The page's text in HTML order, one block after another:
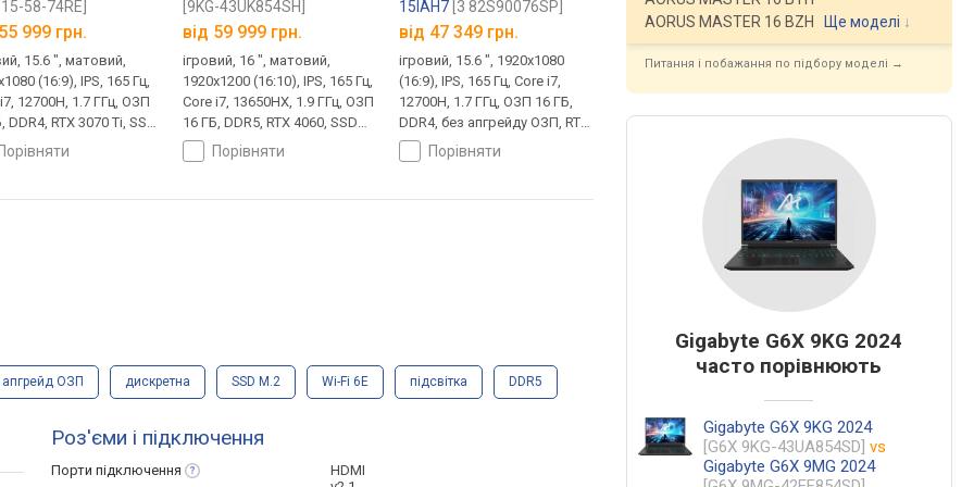
58-74RE]
999 грн.
15.6 ", матовий,
(16:9), IPS, 165 Гц,
12700H, 1.7 ГГц, ОЗП
DDR4, RTX 3070 Ti, SSD
512 ГБ, без ОС,
5Gbps, USB-A 10Gbps,
Wi-Fi 6,
порівняти
[9KG-43UK854SH]
від 59 999 грн.
ігровий, 16 ", матовий,
1920x1200 (16:10), IPS, 165 Гц,
Core i7, 13650HX, 1.9 ГГц, ОЗП
16 ГБ, DDR5, RTX 4060, SSD
M.2 NVMe, 1 ТБ, Win 11 Home,
USB-A 5Gbps, USB-A 10Gbps,
підтримка VR, 2.5 кг
порівняти
15IAH7 [3 82S90076SP]
від 47 349 грн.
ігровий, 15.6 ", 1920x1080
(16:9), IPS, 165 Гц, Core i7,
12700H, 1.7 ГГц, ОЗП 16 ГБ,
DDR4, без апгрейду ОЗП, RTX
3060, SSD M.2 NVMe, 512 ГБ,
без ОС, USB-A 5Gbps, USB-C
VR, швидка зарядка, 2.3 кг
порівняти
[83JE000XUS]
від55 999 грн.
ігровий, 15.6 ", 1920x1080
DDR5, RTX 5050, SSD M.2
NVMe, 1 ТБ, Win 11 Home,
USB-A 5Gbps, USB-C 10Gbps,
Wi-Fi 6, підтримка VR,
швидка зарядка, 2.4 кг
від58 949 грн.
ігровий, 15.6 ",
DDR5, RTX 5060, SSD
5Gbps, USB-C
6, підтримка VR,
зарядка, 2.4 кг
апгрейд ОЗП дискретна SSD M.2 Wi-Fi 6E підсвітка DDR5
Роз'єми і підключення
Порти підключення
HDMI
AORUS MASTER 16 BZH
Ще моделі ↓
Питання і побажання по підбору моделі →
Gigabyte G6X 9KG 2024
часто порівнюють
Gigabyte G6X 9KG 2024
[G6X 9KG-43UA854SD] vs
Gigabyte G6X 9MG 2024